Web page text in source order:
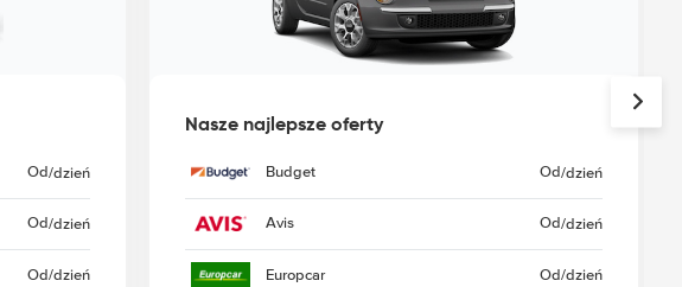
Od/dzień
Od/dzień
Od/dzień
Nasze najlepsze oferty
Budget Od/dzień
Avis Od/dzień
Europcar Od/dzień